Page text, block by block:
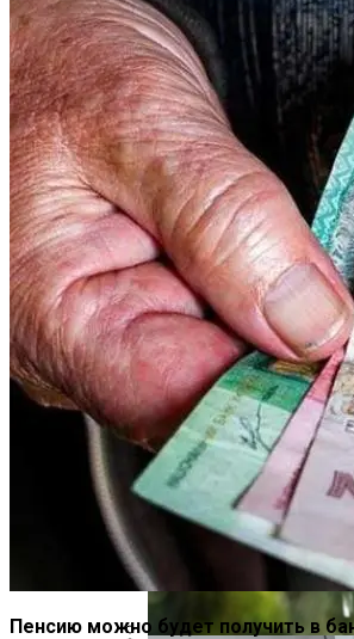
Военные Рельсы
Экономику?
На Какую Зарплату
Рассчитывать
Советы Для Беженцев
Индия Не Будет
Разрешения На
Стало Известно,
Погибло С
Пенсию можно будет получить в